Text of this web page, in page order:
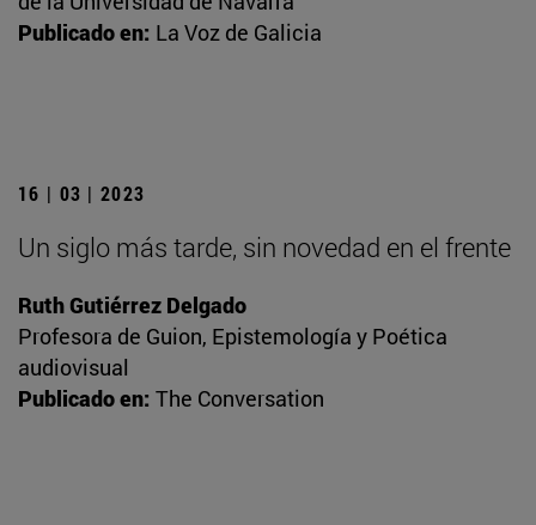
Publicado en: La Voz de Galicia
16 | 03 | 2023
Un siglo más tarde, sin novedad en el frente
Ruth Gutiérrez Delgado
Profesora de Guion, Epistemología y Poética
audiovisual
Publicado en: The Conversation